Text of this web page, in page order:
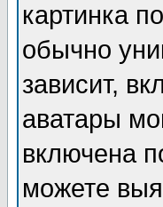
картинка
обычно
зависит,
аватары
включена
можете